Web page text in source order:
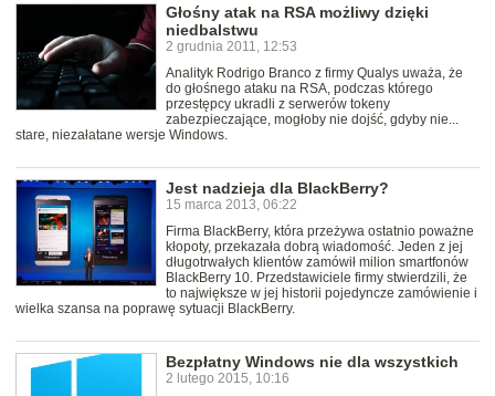
Głośny atak na RSA możliwy dzięki
niedbalstwu
2 grudnia 2011, 12:53
Analityk Rodrigo Branco z firmy Qualys uważa, że
do głośnego ataku na RSA, podczas którego
przestępcy ukradli z serwerów tokeny
zabezpieczające, mogłoby nie dojść, gdyby nie...
stare, niezałatane wersje Windows.
Jest nadzieja dla BlackBerry?
15 marca 2013, 06:22
Firma BlackBerry, która przeżywa ostatnio poważne
kłopoty, przekazała dobrą wiadomość. Jeden z jej
długotrwałych klientów zamówił milion smartfonów
BlackBerry 10. Przedstawiciele firmy stwierdzili, że
to największe w jej historii pojedyncze zamówienie i
wielka szansa na poprawę sytuacji BlackBerry.
Bezpłatny Windows nie dla wszystkich
2 lutego 2015, 10:16